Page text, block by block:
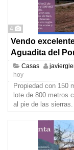
4
Vendo
Aguadita del
Casas
hoy
Propiedad con 150
lote de 800 metros
al pie de las